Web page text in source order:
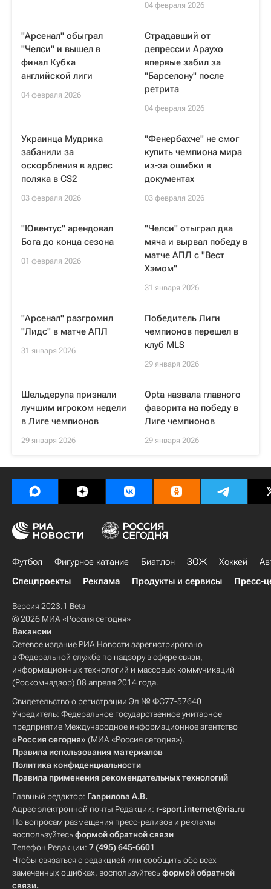
04 февраля 2026
"Арсенал" обыграл
"Челси" и вышел в
финал Кубка
английской лиги
04 февраля 2026
Страдавший от
депрессии Араухо
впервые забил за
"Барселону" после
ретрита
04 февраля 2026
Украинца Мудрика
забанили за
оскорбления в адрес
поляка в CS2
03 февраля 2026
"Фенербахче" не смог
купить чемпиона мира
из-за ошибки в
документах
03 февраля 2026
"Ювентус" арендовал
Бога до конца сезона
01 февраля 2026
"Челси" отыграл два
мяча и вырвал победу в
матче АПЛ с "Вест
Хэмом"
31 января 2026
"Арсенал" разгромил
"Лидс" в матче АПЛ
31 января 2026
Победитель Лиги
чемпионов перешел в
клуб MLS
29 января 2026
Шельдерупа признали
лучшим игроком недели
в Лиге чемпионов
29 января 2026
Opta назвала главного
фаворита на победу в
Лиге чемпионов
29 января 2026
Футбол Фигурное катание Биатлон ЗОЖ Хоккей
Спецпроекты
Реклама Продукты и сервисы Пресс-
Версия 2023.1 Beta
© 2026 МИА «Россия сегодня»
Вакансии
Сетевое издание РИА Новости зарегистрировано
в Федеральной службе по надзору в сфере связи,
информационных технологий и массовых коммуникаций
(Роскомнадзор) 08 апреля 2014 года.
Свидетельство о регистрации Эл № ФС77-57640
Учредитель: Федеральное государственное унитарное
предприятие Международное информационное агентство
«Россия сегодня» (МИА «Россия сегодня»).
Правила использования материалов
Политика конфиденциальности
Правила применения рекомендательных технологий
Главный редактор: Гаврилова А.В.
Адрес электронной почты Редакции: r-sport.internet@ria.ru
По вопросам размещения пресс-релизов и рекламы
воспользуйтесьформой обратной связи
Телефон Редакции: 7 (495) 645-6601
Чтобы связаться с редакцией или сообщить обо всех
замеченных ошибках, воспользуйтесьформой обратной
связи.